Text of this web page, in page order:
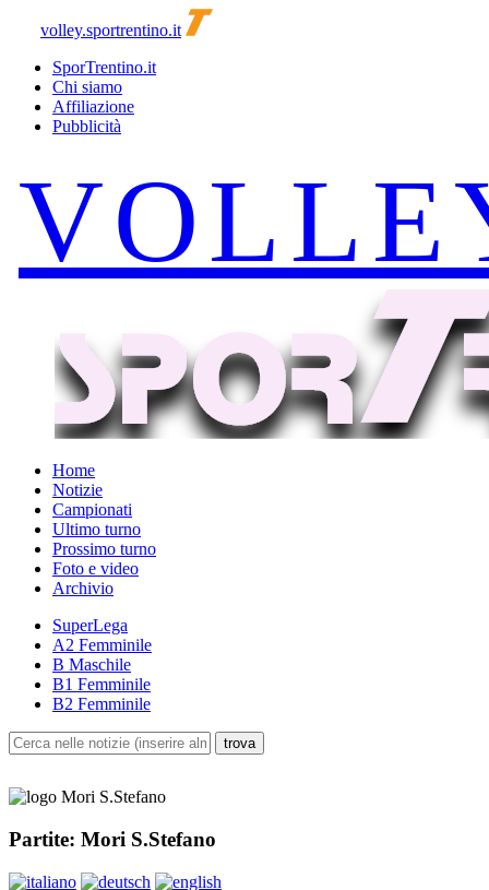
volley.sportrentino.it
SporTrentino.it
Chi siamo
Affiliazione
Pubblicità
Home
Notizie
Campionati
Ultimo turno
Prossimo turno
Foto e video
Archivio
SuperLega
A2 Femminile
B Maschile
B1 Femminile
B2 Femminile
Partite: Mori S.Stefano